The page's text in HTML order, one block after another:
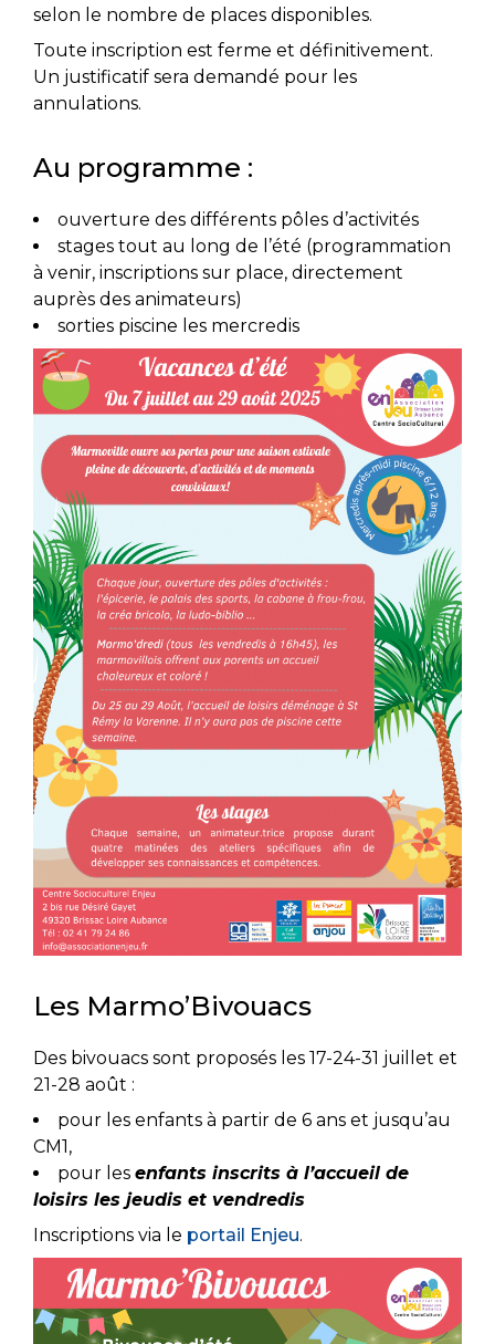
selon le nombre de places disponibles.
Toute inscription est ferme et définitivement.
Un justificatif sera demandé pour les
annulations.
Au programme :
ouverture des différents pôles d’activités
stages tout au long de l’été (programmation
à venir, inscriptions sur place, directement
auprès des animateurs)
sorties piscine les mercredis
Les Marmo’Bivouacs
Des bivouacs sont proposés les 17-24-31 juillet et
21-28 août :
pour les enfants à partir de 6 ans et jusqu’au
CM1,
pour les enfants inscrits à l’accueil de
loisirs les jeudis et vendredis
Inscriptions via le portail Enjeu.